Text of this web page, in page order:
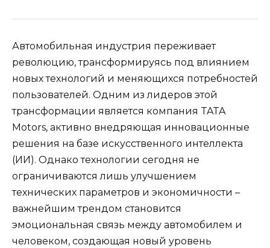
Автомобильная индустрия переживает
революцию, трансформируясь под влиянием
новых технологий и меняющихся потребностей
пользователей. Одним из лидеров этой
трансформации является компания TATA
Motors, активно внедряющая инновационные
решения на базе искусственного интеллекта
(ИИ). Однако технологии сегодня не
ограничиваются лишь улучшением
технических параметров и экономичности –
важнейшим трендом становится
эмоциональная связь между автомобилем и
человеком, создающая новый уровень